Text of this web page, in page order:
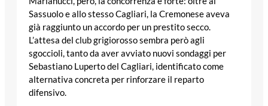
Sassuolo e allo stesso Cagliari, la Cremonese aveva
già raggiunto un accordo per un prestito secco.
L’attesa del club grigiorosso sembra però agli
sgoccioli, tanto da aver avviato nuovi sondaggi per
Sebastiano Luperto del Cagliari, identificato come
alternativa concreta per rinforzare il reparto
difensivo.